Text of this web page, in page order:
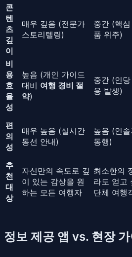
콘
텐
츠
깊
이
매우 깊음 (전문가
스토리텔링)
중간 (핵
품 위주)
비
용
효
율
성
높음 (개인 가이드
대비 여행 경비 절
약)
중간 (인당
용 발생)
편
의
성
매우 높음 (실시간
동선 안내)
높음 (인
동행)
추
천
대
상
자신만의 속도로 깊
이 있는 감상을 원
하는 모든 여행자
최소한의
라도 얻고
단체 여행
정보 제공 앱 vs. 현장